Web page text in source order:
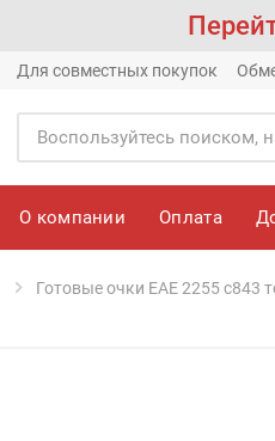
Для совместных покупок
О компании Оплата
Готовые очки EAE 2255 c843